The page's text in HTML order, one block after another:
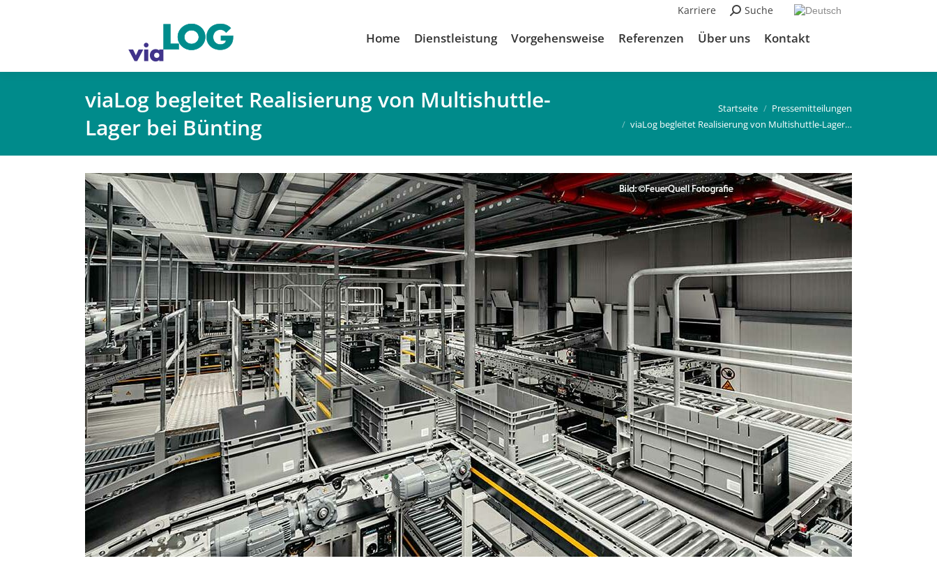
Karriere Suchen:
Suche
Home Dienstleistung Vorgehensweise Referenzen Über uns Kontakt
viaLog begleitet Realisierung von Multishuttle-
Lager bei Bünting
Startseite
Pressemitteilungen
viaLog begleitet Realisierung von Multishuttle-Lager…